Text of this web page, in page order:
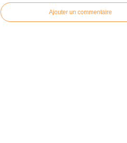
Ajouter un commentaire